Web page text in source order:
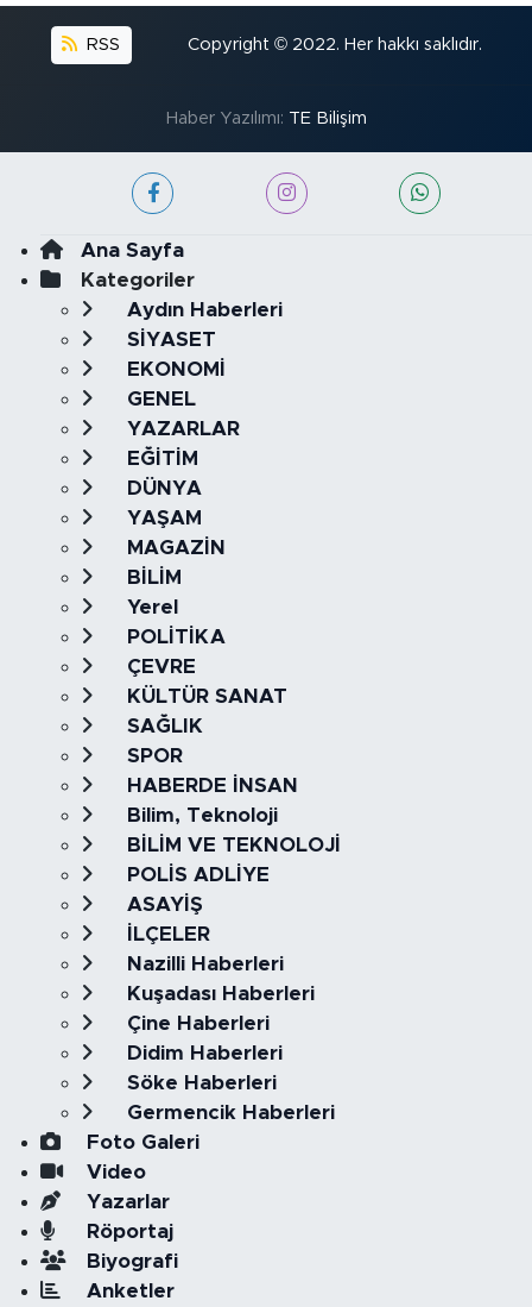
RSS Copyright © 2022. Her hakkı saklıdır.
Haber Yazılımı: TE Bilişim
Ana Sayfa
Kategoriler
Aydın Haberleri
SİYASET
EKONOMİ
GENEL
YAZARLAR
EĞİTİM
DÜNYA
YAŞAM
MAGAZİN
BİLİM
Yerel
POLİTİKA
ÇEVRE
KÜLTÜR SANAT
SAĞLIK
SPOR
HABERDE İNSAN
Bilim, Teknoloji
BİLİM VE TEKNOLOJİ
POLİS ADLİYE
ASAYİŞ
İLÇELER
Nazilli Haberleri
Kuşadası Haberleri
Çine Haberleri
Didim Haberleri
Söke Haberleri
Germencik Haberleri
Foto Galeri
Video
Yazarlar
Röportaj
Biyografi
Anketler